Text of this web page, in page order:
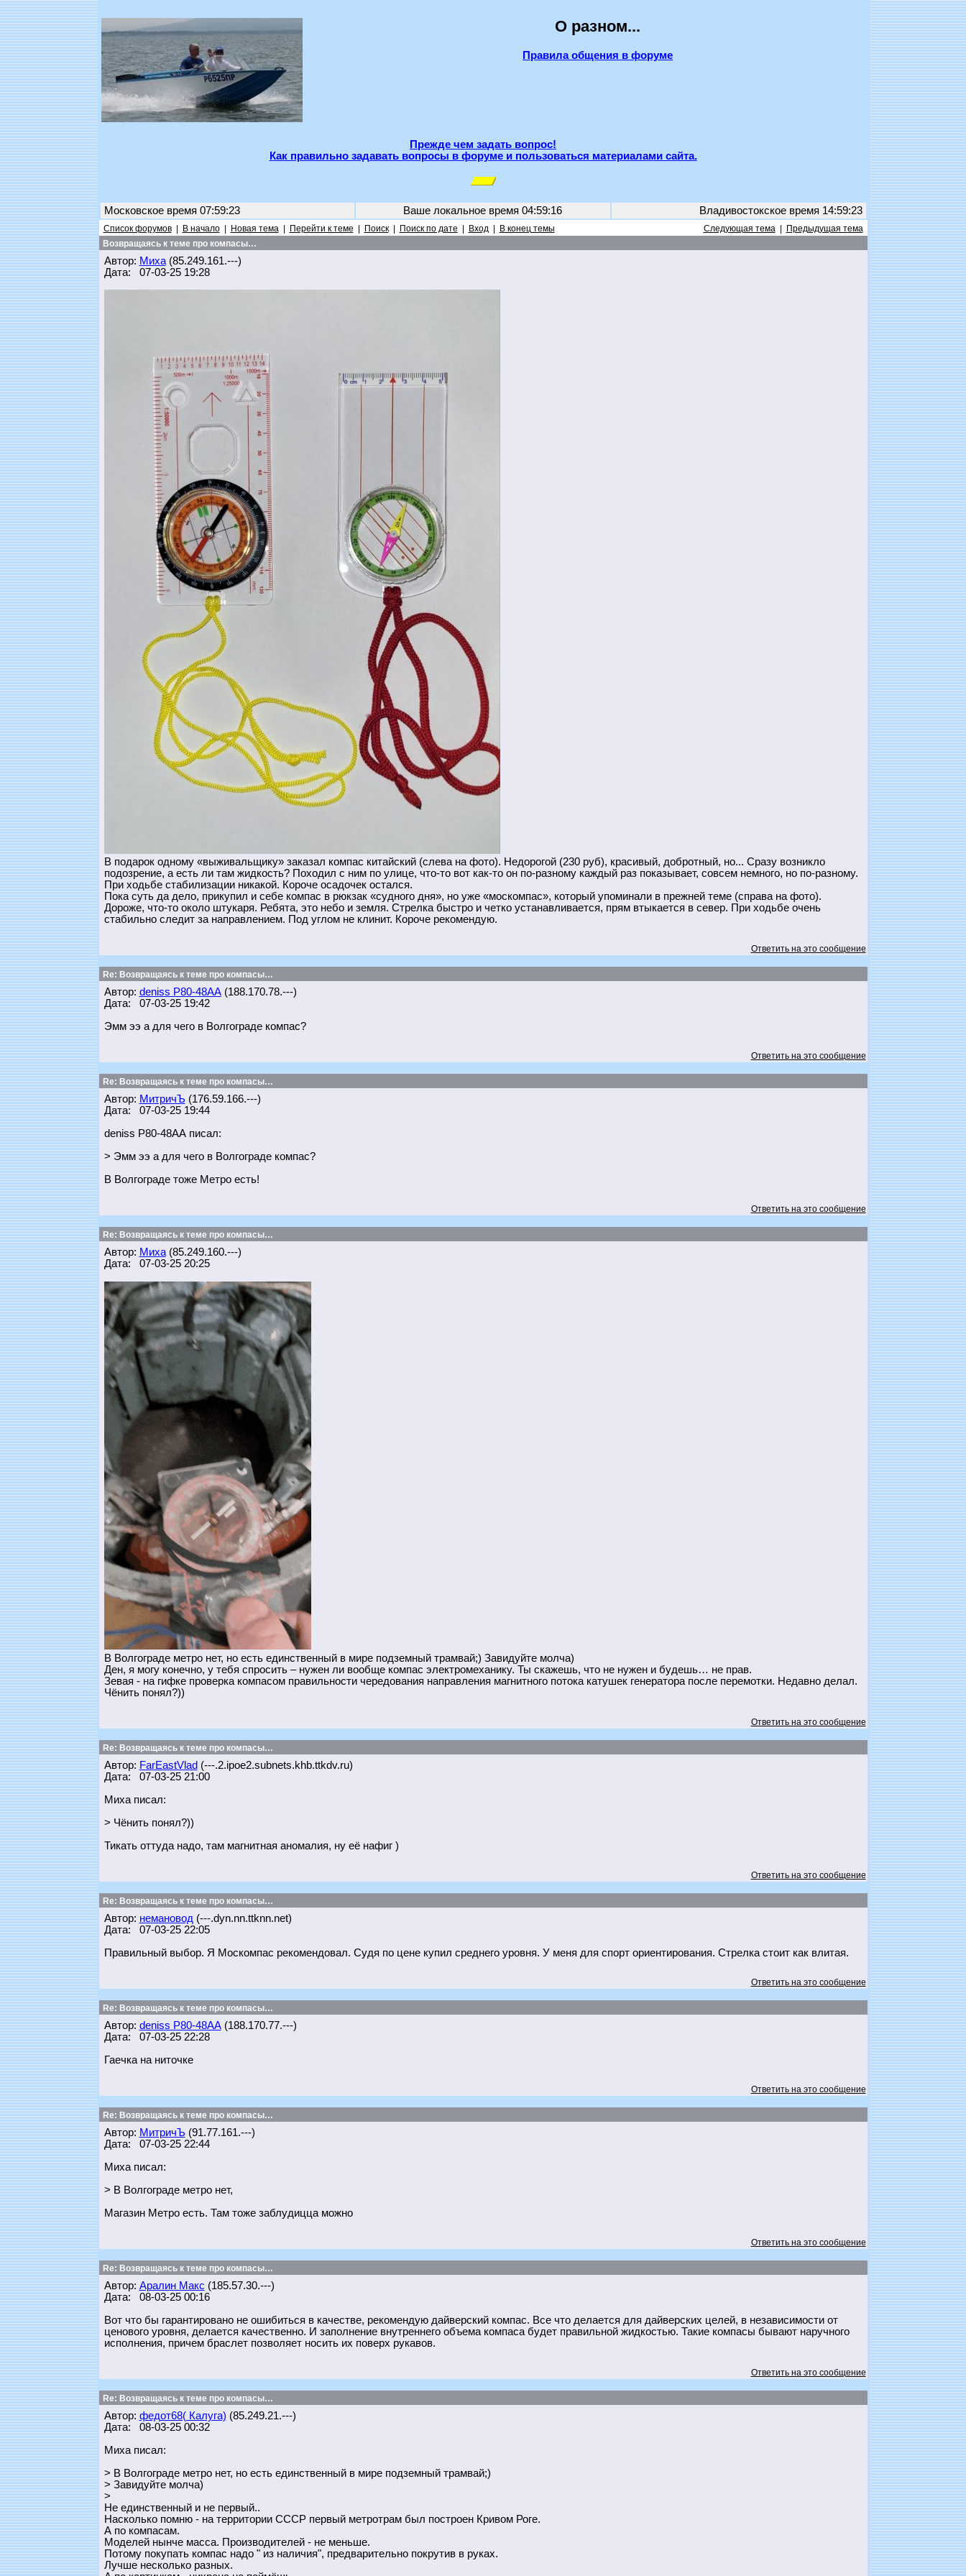
О разном...
Правила общения в форуме
Прежде чем задать вопрос!
Как правильно задавать вопросы в форуме и пользоваться материалами сайта.
Московское время 07:59:23 Ваше локальное время 04:59:16 Владивостокское время 14:59:23
Список форумов| В начало| Новая тема| Перейти к теме Поиск| Поиск по дате Вход| В конец темы Следующая тема|
Предыдущая тема
Возвращаясь к теме про компасы…
Автор: Миха(85.249.161.---)
Дата: 07-03-25 19:28
В подарок одному «выживальщику» заказал компас китайский (слева на фото). Недорогой (230 руб), красивый, добротный, но... Сразу возникло
подозрение, а есть ли там жидкость? Походил с ним по улице, что-то вот как-то он по-разному каждый раз показывает, совсем немного, но по-разному.
При ходьбе стабилизации никакой. Короче осадочек остался.
Пока суть да дело, прикупил и себе компас в рюкзак «судного дня», но уже «москомпас», который упоминали в прежней теме (справа на фото).
Дороже, что-то около штукаря. Ребята, это небо и земля. Стрелка быстро и четко устанавливается, прям втыкается в север. При ходьбе очень
стабильно следит за направлением. Под углом не клинит. Короче рекомендую.
Ответить на это сообщение
Re: Возвращаясь к теме про компасы…
Автор: deniss Р80-48АА(188.170.78.---)
Дата: 07-03-25 19:42
Эмм ээ а для чего в Волгограде компас?
Ответить на это сообщение
Re: Возвращаясь к теме про компасы…
Автор: МитричЪ (176.59.166.---)
Дата: 07-03-25 19:44
deniss Р80-48АА писал:
> Эмм ээ а для чего в Волгограде компас?
В Волгограде тоже Метро есть!
Ответить на это сообщение
Re: Возвращаясь к теме про компасы…
Автор: Миха(85.249.160.---)
Дата: 07-03-25 20:25
В Волгограде метро нет, но есть единственный в мире подземный трамвай;) Завидуйте молча)
Ден, я могу конечно, у тебя спросить – нужен ли вообще компас электромеханику. Ты скажешь, что не нужен и будешь… не прав.
Зевая - на гифке проверка компасом правильности чередования направления магнитного потока катушек генератора после перемотки. Недавно делал.
Чёнить понял?))
Ответить на это сообщение
Re: Возвращаясь к теме про компасы…
Автор: FarEastVlad (---.2.ipoe2.subnets.khb.ttkdv.ru)
Дата: 07-03-25 21:00
Миха писал:
> Чёнить понял?))
Тикать оттуда надо, там магнитная аномалия, ну её нафиг )
Ответить на это сообщение
Re: Возвращаясь к теме про компасы…
Автор: немановод (---.dyn.nn.ttknn.net)
Дата: 07-03-25 22:05
Правильный выбор. Я Москомпас рекомендовал. Судя по цене купил среднего уровня. У меня для спорт ориентирования. Стрелка стоит как влитая.
Ответить на это сообщение
Re: Возвращаясь к теме про компасы…
Автор: deniss Р80-48АА(188.170.77.---)
Дата: 07-03-25 22:28
Гаечка на ниточке
Ответить на это сообщение
Re: Возвращаясь к теме про компасы…
Автор: МитричЪ (91.77.161.---)
Дата: 07-03-25 22:44
Миха писал:
> В Волгограде метро нет,
Магазин Метро есть. Там тоже заблудицца можно
Ответить на это сообщение
Re: Возвращаясь к теме про компасы…
Автор: Аралин Макс (185.57.30.---)
Дата: 08-03-25 00:16
Вот что бы гарантировано не ошибиться в качестве, рекомендую дайверский компас. Все что делается для дайверских целей, в независимости от
ценового уровня, делается качественно. И заполнение внутреннего объема компаса будет правильной жидкостью. Такие компасы бывают наручного
исполнения, причем браслет позволяет носить их поверх рукавов.
Ответить на это сообщение
Re: Возвращаясь к теме про компасы…
Автор: федот68( Калуга) (85.249.21.---)
Дата: 08-03-25 00:32
Миха писал:
> В Волгограде метро нет, но есть единственный в мире подземный трамвай;)
> Завидуйте молча)
>
Не единственный и не первый..
Насколько помню - на территории СССР первый метротрам был построен Кривом Роге.
А по компасам.
Моделей нынче масса. Производителей - не меньше.
Потому покупать компас надо " из наличия", предварительно покрутив в руках.
Лучше несколько разных.